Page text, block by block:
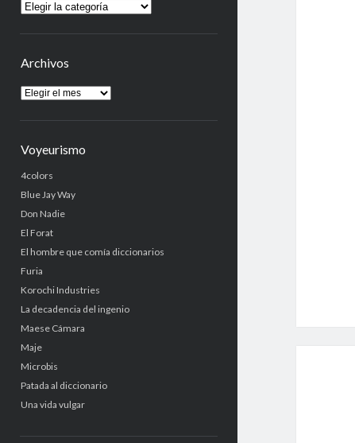
Categorías
Archivos
Archivos
Voyeurismo
4colors
Blue Jay Way
Don Nadie
El Forat
El hombre que comía diccionarios
Furia
Korochi Industries
La decadencia del ingenio
Maese Cámara
Maje
Microbis
Patada al diccionario
Una vida vulgar